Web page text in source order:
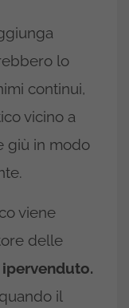
lo
continui,
vicino a
giù in modo
viene
delle
ipervenduto.
il